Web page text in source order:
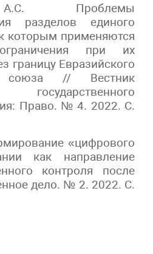
Проблемы
разделов единого
которым применяются
при их
границу Евразийского
союза // Вестник
Право. № 4. 2022. С.
«цифрового
как направление
контроля после
дело. № 2. 2022. С.